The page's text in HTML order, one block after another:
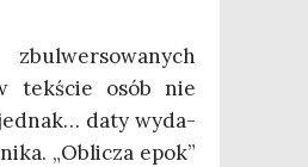
tek­ście osób nie
jed­nak… daty wyda­
„Obli­cza epok”